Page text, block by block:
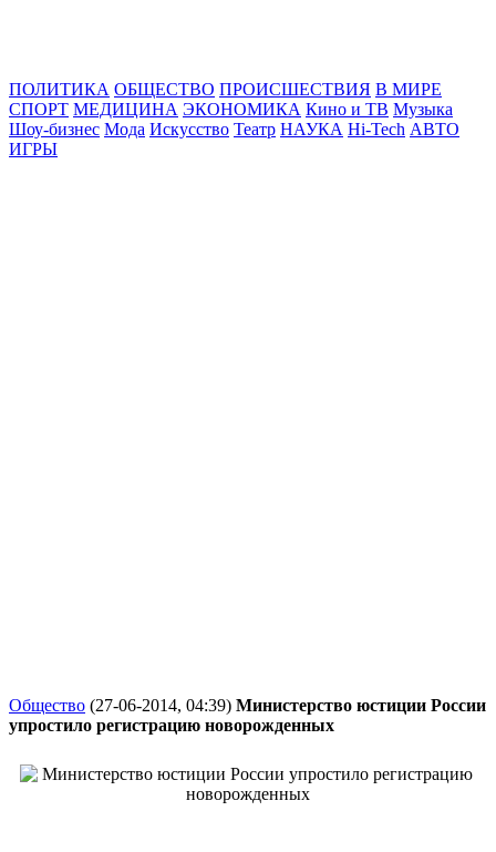
ПОЛИТИКА ОБЩЕСТВО ПРОИСШЕСТВИЯ В МИРЕ
СПОРТ МЕДИЦИНА ЭКОНОМИКА Кино и ТВ Музыка
Шоу-бизнес Мода Искусство Театр НАУКА Hi-Tech АВТО
ИГРЫ
Общество (27-06-2014, 04:39) Министерство юстиции России
упростило регистрацию новорожденных